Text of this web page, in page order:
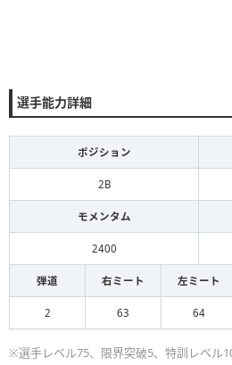
選手能力詳細
ポジション
2B
モメンタム
2400
弾道 右ミート 左ミート
2 63 64
※選手レベル75、限界突破5、特訓レベル